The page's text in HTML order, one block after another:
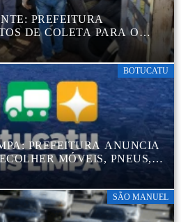
PREFEITURA
DE COLETA PARA O
CORRETO DE
DESTINAÇÃO ADEQUADA
BOTUCATU
PREFEITURA ANUNCIA
MÓVEIS, PNEUS,
MATERIAIS SEM USO
SÃO MANUEL